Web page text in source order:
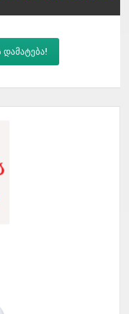
დამატება!